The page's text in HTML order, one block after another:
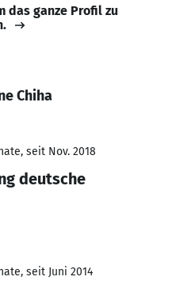
das ganze Profil zu
Chiha
seit Nov. 2018
deutsche
seit Juni 2014